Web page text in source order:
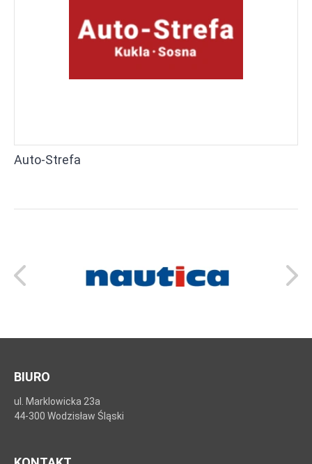
Auto‑Strefa
BIURO
ul. Marklowicka 23a
44-300 Wodzisław Śląski